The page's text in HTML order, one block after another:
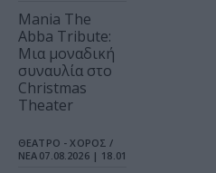
Mania The
Abba Tribute:
Μια μοναδική
συναυλία στο
Christmas
Theater
ΘΕΑΤΡΟ - ΧΟΡΟΣ /
ΝΕΑ 07.08.2026 | 18.01